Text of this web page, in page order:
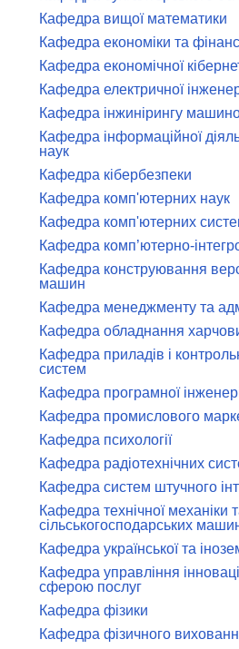
Кафедра вищої математики
Кафедра економіки та
Кафедра економічної
Кафедра електричної
Кафедра інжинірингу
Кафедра інформаційної
наук
Кафедра кібербезпеки
Кафедра комп'ютерних наук
Кафедра комп'ютерних
Кафедра комп’ютерно-
Кафедра конструювання
машин
Кафедра менеджменту та
Кафедра обладнання
Кафедра приладів і
систем
Кафедра програмної
Кафедра промислового
Кафедра психології
Кафедра радіотехнічних
Кафедра систем штучного
Кафедра технічної механіки
сільськогосподарських
Кафедра української та
Кафедра управління
сферою послуг
Кафедра фізики
Кафедра фізичного